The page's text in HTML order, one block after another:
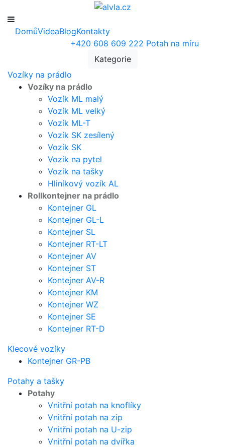
DomůVideaBlogKontakty
+420 608 609 222 Potah na míru
Kategorie
Vozíky na prádlo
Vozíky na prádlo
Vozík ML malý
Vozík ML velký
Vozík ML-T
Vozík SK zesílený
Vozík SK
Vozík na pytel
Vozík na tašky
Hliníkový vozík AL
Rollkontejner na prádlo
Kontejner GL
Kontejner GL-L
Kontejner SL
Kontejner RT-LT
Kontejner AV
Kontejner ST
Kontejner AV-R
Kontejner KM
Kontejner WZ
Kontejner SE
Kontejner RT-D
Klecové vozíky
Kontejner GR-PB
Potahy a tašky
Potahy
Vnitřní potah na knoflíky
Vnitřní potah na zip
Vnitřní potah na U-zip
Vnitřní potah na dvířka